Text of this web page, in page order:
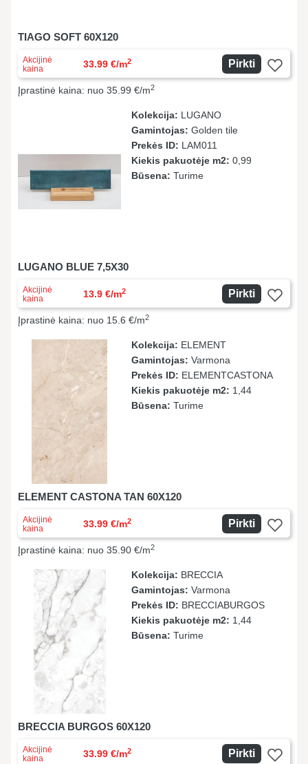
TIAGO SOFT 60X120
Akcijinė
kaina
33.99 €/m2 Pirkti
Įprastinė kaina: nuo 35.99 €/m2
Kolekcija: LUGANO
Gamintojas: Golden tile
Prekės ID: LAМ011
Kiekis pakuotėje m2: 0,99
Būsena: Turime
LUGANO BLUE 7,5X30
Akcijinė
kaina
13.9 €/m2 Pirkti
Įprastinė kaina: nuo 15.6 €/m2
Kolekcija: ELEMENT
Gamintojas: Varmona
Prekės ID: ELEMENTCASTONA
Kiekis pakuotėje m2: 1,44
Būsena: Turime
ELEMENT CASTONA TAN 60X120
Akcijinė
kaina
33.99 €/m2 Pirkti
Įprastinė kaina: nuo 35.90 €/m2
Kolekcija: BRECCIA
Gamintojas: Varmona
Prekės ID: BRECCIABURGOS
Kiekis pakuotėje m2: 1,44
Būsena: Turime
BRECCIA BURGOS 60X120
Akcijinė
kaina
33.99 €/m2 Pirkti